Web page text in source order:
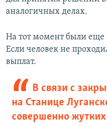
аналогичных делах.
На тот момент были еще
Если человек не
выплат.
В связи с
на Станице
совершенно